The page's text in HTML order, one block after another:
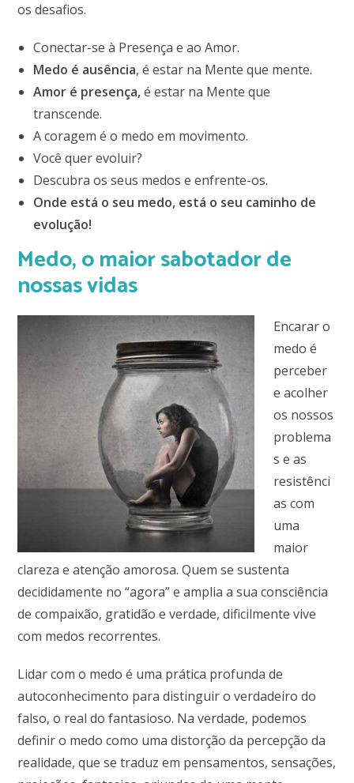
os desafios.
Conectar-se à Presença e ao Amor.
Medo é ausência, é estar na Mente que mente.
Amor é presença,é estar na Mente que
transcende.
A coragem é o medo em movimento.
Você quer evoluir?
Descubra os seus medos e enfrente-os.
Onde está o seu medo, está o seu caminho de
evolução!
Medo, o maior sabotador de
nossas vidas
Encarar o
medo é
perceber
e acolher
os nossos
problema
s e as
resistênci
as com
uma
maior
clareza e atenção amorosa. Quem se sustenta
decididamente no “agora” e amplia a sua consciência
de compaixão, gratidão e verdade, dificilmente vive
com medos recorrentes.
Lidar com o medo é uma prática profunda de
autoconhecimento para distinguir o verdadeiro do
falso, o real do fantasioso. Na verdade, podemos
definir o medo como uma distorção da percepção da
realidade, que se traduz em pensamentos, sensações,